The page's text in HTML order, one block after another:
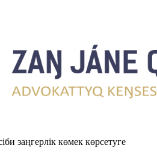
заңгерлік көмек көрсетуге